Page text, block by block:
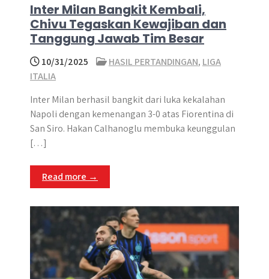
Inter Milan Bangkit Kembali,
Chivu Tegaskan Kewajiban dan
Tanggung Jawab Tim Besar
10/31/2025 HASIL PERTANDINGAN, LIGA
ITALIA
Inter Milan berhasil bangkit dari luka kekalahan
Napoli dengan kemenangan 3-0 atas Fiorentina di
San Siro. Hakan Calhanoglu membuka keunggulan
[…]
Read more →